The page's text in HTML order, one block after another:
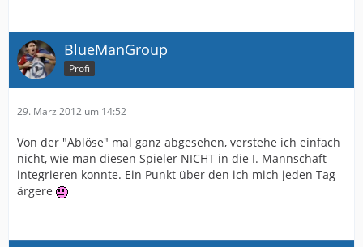
BlueManGroup
Profi
29. März 2012 um 14:52
Von der "Ablöse" mal ganz abgesehen, verstehe ich einfach
nicht, wie man diesen Spieler NICHT in die I. Mannschaft
integrieren konnte. Ein Punkt über den ich mich jeden Tag
ärgere